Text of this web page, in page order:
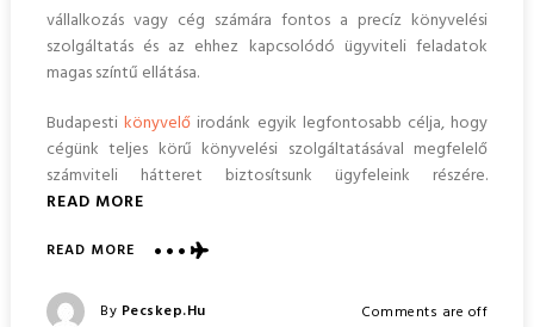
vállalkozás vagy cég számára fontos a precíz könyvelési
szolgáltatás és az ehhez kapcsolódó ügyviteli feladatok
magas színtű ellátása.
Budapestikönyvelő irodánk egyik legfontosabb célja, hogy
cégünk teljes körű könyvelési szolgáltatásával megfelelő
számviteli hátteret biztosítsunk ügyfeleink részére.
READ MORE
READ MOREABOUT
KÖLTSÉGMEGTAKARÍTÁS
Posted
By Pecskep.hu
Comments are off